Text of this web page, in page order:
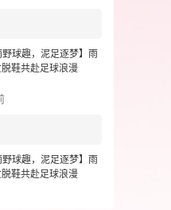
球趣，泥足逐梦】雨
鞋共赴足球浪漫
球趣，泥足逐梦】雨
鞋共赴足球浪漫